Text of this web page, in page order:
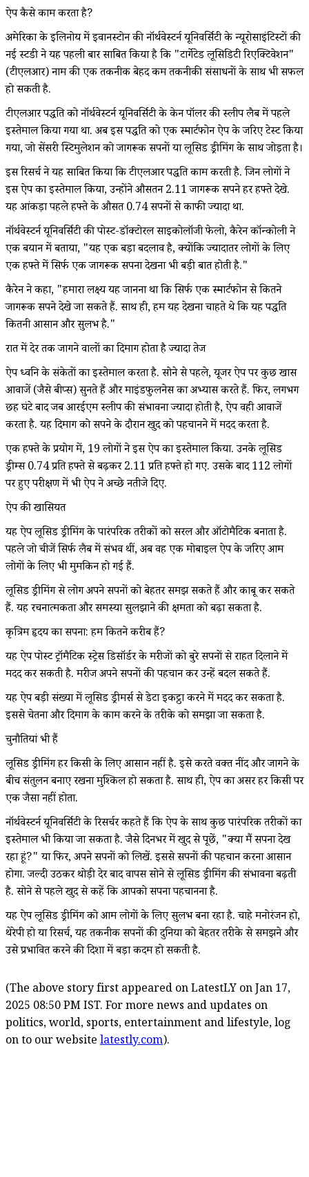
ऐप कैसे काम करता है?
अमेरिका के इलिनोय में इवानस्टोन की नॉर्थवेस्टर्न यूनिवर्सिटी के न्यूरोसाइंटिस्टों की
नई स्टडी ने यह पहली बार साबित किया है कि "टार्गेटेड लूसिडिटी रिएक्टिवेशन"
(टीएलआर) नाम की एक तकनीक बेहद कम तकनीकी संसाधनों के साथ भी सफल
हो सकती है.
टीएलआर पद्धति को नॉर्थवेस्टर्न यूनिवर्सिटी के केन पॉलर की स्लीप लैब में पहले
इस्तेमाल किया गया था. अब इस पद्धति को एक स्मार्टफोन ऐप के जरिए टेस्ट किया
गया, जो सेंसरी स्टिमुलेशन को जागरूक सपनों या लूसिड ड्रीमिंग के साथ जोड़ता है।
इस रिसर्च ने यह साबित किया कि टीएलआर पद्धति काम करती है. जिन लोगों ने
इस ऐप का इस्तेमाल किया, उन्होंने औसतन 2.11 जागरूक सपने हर हफ्ते देखे.
यह आंकड़ा पहले हफ्ते के औसत 0.74 सपनों से काफी ज्यादा था.
नॉर्थवेस्टर्न यूनिवर्सिटी की पोस्ट-डॉक्टोरल साइकोलॉजी फेलो, कैरेन कॉन्कोली ने
एक बयान में बताया, "यह एक बड़ा बदलाव है, क्योंकि ज्यादातर लोगों के लिए
एक हफ्ते में सिर्फ एक जागरूक सपना देखना भी बड़ी बात होती है."
कैरेन ने कहा, "हमारा लक्ष्य यह जानना था कि सिर्फ एक स्मार्टफोन से कितने
जागरूक सपने देखे जा सकते हैं. साथ ही, हम यह देखना चाहते थे कि यह पद्धति
कितनी आसान और सुलभ है."
रात में देर तक जागने वालों का दिमाग होता है ज्यादा तेज
ऐप ध्वनि के संकेतों का इस्तेमाल करता है. सोने से पहले, यूजर ऐप पर कुछ खास
आवाजें (जैसे बीप्स) सुनते हैं और माइंडफुलनेस का अभ्यास करते हैं. फिर, लगभग
छह घंटे बाद जब आरईएम स्लीप की संभावना ज्यादा होती है, ऐप वही आवाजें
करता है. यह दिमाग को सपने के दौरान खुद को पहचानने में मदद करता है.
एक हफ्ते के प्रयोग में, 19 लोगों ने इस ऐप का इस्तेमाल किया. उनके लूसिड
ड्रीम्स 0.74 प्रति हफ्ते से बढ़कर 2.11 प्रति हफ्ते हो गए. उसके बाद 112 लोगों
पर हुए परीक्षण में भी ऐप ने अच्छे नतीजे दिए.
ऐप की खासियत
यह ऐप लूसिड ड्रीमिंग के पारंपरिक तरीकों को सरल और ऑटोमैटिक बनाता है.
पहले जो चीजें सिर्फ लैब में संभव थीं, अब वह एक मोबाइल ऐप के जरिए आम
लोगों के लिए भी मुमकिन हो गई हैं.
लूसिड ड्रीमिंग से लोग अपने सपनों को बेहतर समझ सकते हैं और काबू कर सकते
हैं. यह रचनात्मकता और समस्या सुलझाने की क्षमता को बढ़ा सकता है.
कृत्रिम हृदय का सपना: हम कितने करीब हैं?
यह ऐप पोस्ट ट्रॉमैटिक स्ट्रेस डिसॉर्डर के मरीजों को बुरे सपनों से राहत दिलाने में
मदद कर सकती है. मरीज अपने सपनों की पहचान कर उन्हें बदल सकते हैं.
यह ऐप बड़ी संख्या में लूसिड ड्रीमर्स से डेटा इकट्ठा करने में मदद कर सकता है.
इससे चेतना और दिमाग के काम करने के तरीके को समझा जा सकता है.
चुनौतियां भी हैं
लूसिड ड्रीमिंग हर किसी के लिए आसान नहीं है. इसे करते वक्त नींद और जागने के
बीच संतुलन बनाए रखना मुश्किल हो सकता है. साथ ही, ऐप का असर हर किसी पर
एक जैसा नहीं होता.
नॉर्थवेस्टर्न यूनिवर्सिटी के रिसर्चर कहते हैं कि ऐप के साथ कुछ पारंपरिक तरीकों का
इस्तेमाल भी किया जा सकता है. जैसे दिनभर में खुद से पूछें, "क्या मैं सपना देख
रहा हूं?" या फिर, अपने सपनों को लिखें. इससे सपनों की पहचान करना आसान
होगा. जल्दी उठकर थोड़ी देर बाद वापस सोने से लूसिड ड्रीमिंग की संभावना बढ़ती
है. सोने से पहले खुद से कहें कि आपको सपना पहचानना है.
यह ऐप लूसिड ड्रीमिंग को आम लोगों के लिए सुलभ बना रहा है. चाहे मनोरंजन हो,
थेरेपी हो या रिसर्च, यह तकनीक सपनों की दुनिया को बेहतर तरीके से समझने और
उसे प्रभावित करने की दिशा में बड़ा कदम हो सकती है.
(The above story first appeared on LatestLY on Jan 17,
2025 08:50 PM IST. For more news and updates on
politics, world, sports, entertainment and lifestyle, log
on to our website latestly.com).